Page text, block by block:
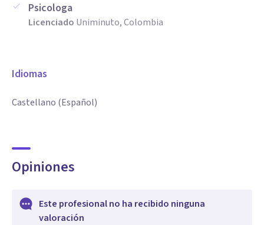
Psicologa
Licenciado Uniminuto, Colombia
Idiomas
Castellano (Español)
Opiniones
Este profesional no ha recibido ninguna
valoración